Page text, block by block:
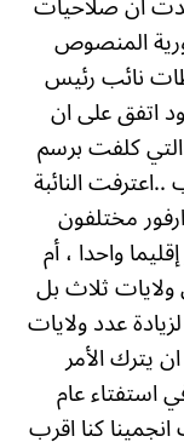
المنصوص
نائب رئيس
اتفق على ان
التي كلفت برسم
النائبة
مختلفون
واحدا ، أم
ثلاث بل
عدد ولايات
يترك الأمر
استفتاء عام
كنا اقرب